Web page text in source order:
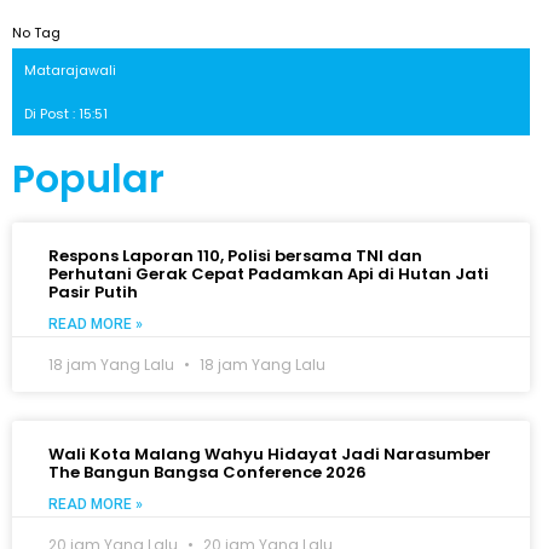
No Tag
Matarajawali
Di Post : 15:51
Popular
Respons Laporan 110, Polisi bersama TNI dan
Perhutani Gerak Cepat Padamkan Api di Hutan Jati
Pasir Putih
READ MORE »
18 jam Yang Lalu 18 jam Yang Lalu
Wali Kota Malang Wahyu Hidayat Jadi Narasumber
The Bangun Bangsa Conference 2026
READ MORE »
20 jam Yang Lalu 20 jam Yang Lalu